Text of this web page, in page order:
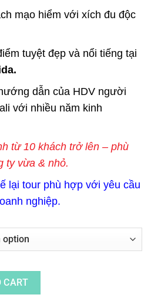
mạo hiểm với xích đu độc
tuyệt đẹp và nổi tiếng tại
dẫn của HDV người
với nhiều năm kinh
từ 10 khách trở lên – phù
ty vừa & nhỏ.
lại tour phù hợp với yêu cầu
nghiệp.
Gói 5 Ngày 4 Đêm Dành Cho
CART